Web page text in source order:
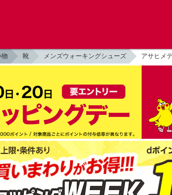
靴 メンズウォーキングシューズ アサヒメ